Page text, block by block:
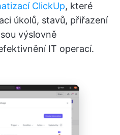
ClickUp, které
úkolů, stavů, přiřazení
výslovně
IT operací.